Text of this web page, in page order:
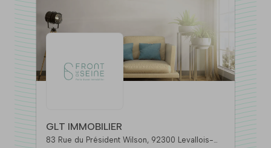
GLT IMMOBILIER
83 Rue du Président Wilson, 92300 Levallois-